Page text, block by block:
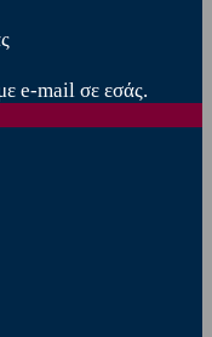
e-mail σε εσάς.